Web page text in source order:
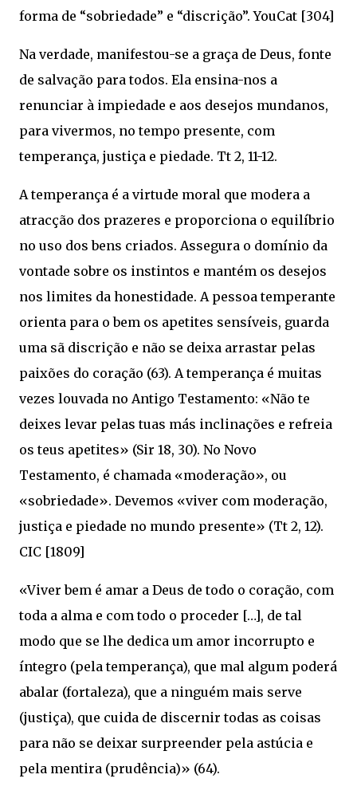
forma de “sobriedade” e “discrição”. YouCat [304]
Na verdade, manifestou-se a graça de Deus, fonte
de salvação para todos. Ela ensina-nos a
renunciar à impiedade e aos desejos mundanos,
para vivermos, no tempo presente, com
temperança, justiça e piedade. Tt 2, 11-12.
A temperança é a virtude moral que modera a
atracção dos prazeres e proporciona o equilíbrio
no uso dos bens criados. Assegura o domínio da
vontade sobre os instintos e mantém os desejos
nos limites da honestidade. A pessoa temperante
orienta para o bem os apetites sensíveis, guarda
uma sã discrição e não se deixa arrastar pelas
paixões do coração (63). A temperança é muitas
vezes louvada no Antigo Testamento: «Não te
deixes levar pelas tuas más inclinações e refreia
os teus apetites» (Sir 18, 30). No Novo
Testamento, é chamada «moderação», ou
«sobriedade». Devemos «viver com moderação,
justiça e piedade no mundo presente» (Tt 2, 12).
CIC [1809]
«Viver bem é amar a Deus de todo o coração, com
toda a alma e com todo o proceder […], de tal
modo que se lhe dedica um amor incorrupto e
íntegro (pela temperança), que mal algum poderá
abalar (fortaleza), que a ninguém mais serve
(justiça), que cuida de discernir todas as coisas
para não se deixar surpreender pela astúcia e
pela mentira (prudência)» (64).